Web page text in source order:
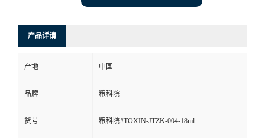
产品详请
产地 中国
品牌 粮科院
货号 粮科院#TOXIN-JTZK-004-18ml